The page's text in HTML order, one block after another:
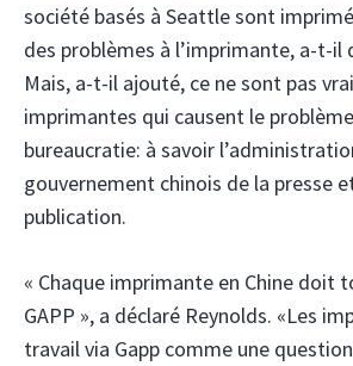
société basés à Seattle sont
des problèmes à l’imprimante, a-t-il
Mais, a-t-il ajouté, ce ne sont pas
imprimantes qui causent le
bureaucratie: à savoir
gouvernement chinois de la presse
publication.
« Chaque imprimante en Chine doit
GAPP », a déclaré Reynolds. «Les
travail via Gapp comme une